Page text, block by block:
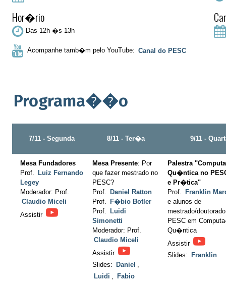
Hor�rio
Das 12h �s 13h
Acompanhe tamb�m pelo YouTube: Canal do PESC
Programa��o
7/11 - Segunda 8/11 - Ter�a 9/11 -
Mesa Fundadores
Prof.
Luiz Fernando
Legey
Moderador: Prof.
Claudio Miceli
Assistir
Mesa Presente: Por
que fazer mestrado no
PESC?
Prof.
Daniel Ratton
Prof.
F�bio Botler
Prof.
Luidi
Simonetti
Moderador: Prof.
Claudio Miceli
Assistir
Slides:
Daniel ,
Luidi , Fabio
Palestra
Qu�ntica no
e Pr�tica"
Prof.
Franklin
e alunos de
mestrado/
PESC em
Qu�ntica
Assistir
Slides:
Franklin